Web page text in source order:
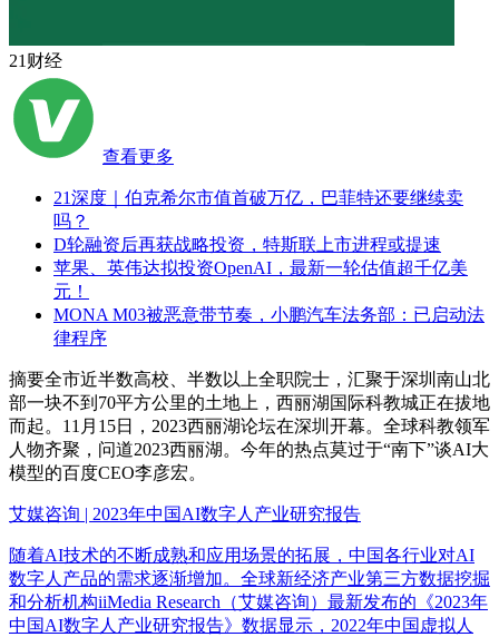
21财经
查看更多
21深度｜伯克希尔市值首破万亿，巴菲特还要继续卖
吗？
D轮融资后再获战略投资，特斯联上市进程或提速
苹果、英伟达拟投资OpenAI，最新一轮估值超千亿美
元！
MONA M03被恶意带节奏，小鹏汽车法务部：已启动法
律程序
摘要全市近半数高校、半数以上全职院士，汇聚于深圳南山北
部一块不到70平方公里的土地上，西丽湖国际科教城正在拔地
而起。11月15日，2023西丽湖论坛在深圳开幕。全球科教领军
人物齐聚，问道2023西丽湖。今年的热点莫过于“南下”谈AI大
模型的百度CEO李彦宏。
艾媒咨询 | 2023年中国AI数字人产业研究报告
随着AI技术的不断成熟和应用场景的拓展，中国各行业对AI
数字人产品的需求逐渐增加。全球新经济产业第三方数据挖掘
和分析机构iiMedia Research（艾媒咨询）最新发布的《2023年
中国AI数字人产业研究报告》数据显示，2022年中国虚拟人